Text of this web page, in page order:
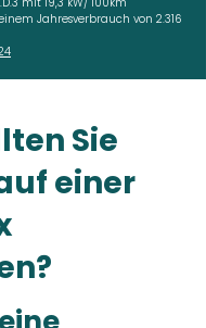
Jahresverbrauch von 2.316
Sie
einer